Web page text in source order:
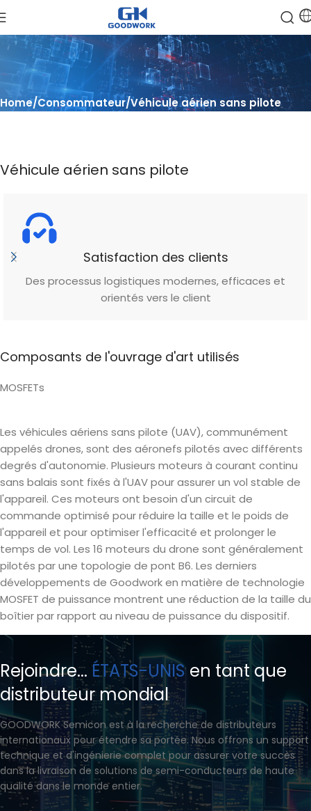
Home Consommateur Véhicule aérien sans pilote
Véhicule aérien sans pilote
Satisfaction des clients
Des processus logistiques modernes, efficaces et
orientés vers le client
Composants de l'ouvrage d'art utilisés
MOSFETs
Les véhicules aériens sans pilote (UAV), communément
appelés drones, sont des aéronefs pilotés avec différents
degrés d'autonomie. Plusieurs moteurs à courant continu
sans balais sont fixés à l'UAV pour assurer un vol stable de
l'appareil. Ces moteurs ont besoin d'un circuit de
commande optimisé pour réduire la taille et le poids de
l'appareil et pour optimiser l'efficacité et prolonger le
temps de vol. Les 16 moteurs du drone sont généralement
pilotés par une topologie de pont B6. Les derniers
développements de Goodwork en matière de technologie
MOSFET de puissance montrent une réduction de la taille du
boîtier par rapport au niveau de puissance du dispositif.
Rejoindre... ÉTATS-UNISen tant que
distributeur mondial
GOODWORK Semicon est à la recherche de distributeurs
internationaux pour étendre sa portée. Nous offrons un support
technique et d'ingénierie complet pour assurer votre succès
dans la livraison de solutions de semi-conducteurs de haute
qualité dans le monde entier.